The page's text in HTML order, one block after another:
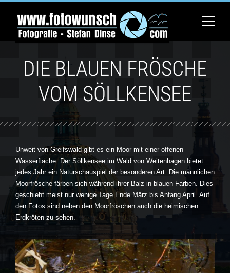
DIE BLAUEN FRÖSCHE
VOM SÖLLKENSEE
Unweit von Greifswald gibt es ein Moor mit einer offenen
Wasserfläche. Der Söllkensee im Wald von Weitenhagen bietet
jedes Jahr ein Naturschauspiel der besonderen Art. Die männlichen
Moorfrösche färben sich während ihrer Balz in blauen Farben. Dies
geschieht meist nur wenige Tage Ende März bis Anfang April. Auf
den Fotos sind neben den Moorfröschen auch die heimischen
Erdkröten zu sehen.